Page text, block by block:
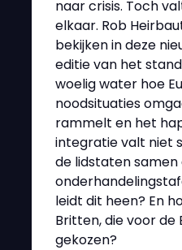
naar crisis. Toch
elkaar. Rob
bekijken in deze
editie van het
woelig water hoe
noodsituaties
rammelt en het
integratie valt niet
de lidstaten samen
leidt dit heen? En
Britten, die voor de
gekozen?